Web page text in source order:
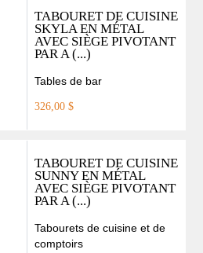
TABOURET DE CUISINE
SKYLA EN MÉTAL
AVEC SIÈGE PIVOTANT
PAR A (...)
Tables de bar
326,00 $
TABOURET DE CUISINE
SUNNY EN MÉTAL
AVEC SIÈGE PIVOTANT
PAR A (...)
Tabourets de cuisine et de
comptoirs